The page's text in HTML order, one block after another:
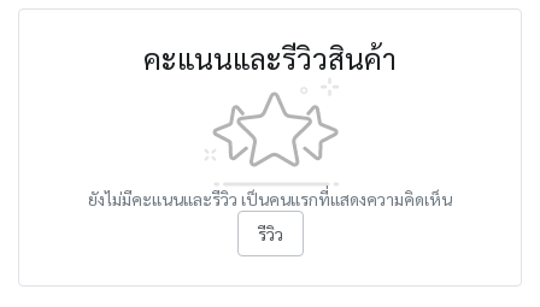
คะแนนและรีวิวสินค้า
ยังไม่มีคะแนนและรีวิว เป็นคนแรกที่แสดงความคิดเห็น
รีวิว